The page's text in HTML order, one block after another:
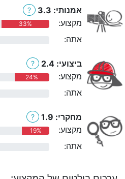
אמנותי: 3.3 ?
מקצוע: 33%
אתה:
ביצועי: 2.4 ?
מקצוע: 24%
אתה:
מחקרי: 1.9 ?
מקצוע: 19%
אתה: